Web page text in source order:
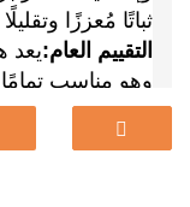
ثباتًا مُعززًا
التقييم العام:يعد
وهو مناسب تمامًا
ومتطلبات